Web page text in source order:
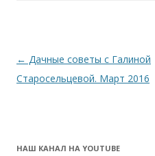
Навигация
по
← Дачные советы с Галиной
Старосельцевой. Март 2016
НАШ КАНАЛ НА YOUTUBE